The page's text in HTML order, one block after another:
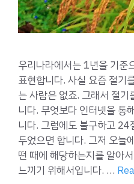
우리나라에서는 1년을 기준
표현합니다. 사실 요즘 절기
는 사람은 없죠. 그래서 절
니다. 무엇보다 인터넷을 통
니다. 그럼에도 불구하고
두었으면 합니다. 그저 오늘
떤 때에 해당하는지를 알아
느끼기 위해서입니다. …